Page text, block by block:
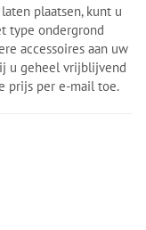
plaatsen, kunt u
type ondergrond
accessoires aan uw
u geheel vrijblijvend
prijs per e-mail toe.